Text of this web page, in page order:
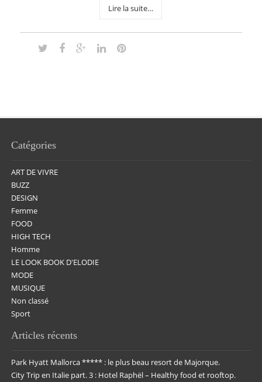
Lire la suite…
Catégories
ART DE VIVRE
BUZZ
DESIGN
Femme
FOOD
HIGH TECH
Homme
LE LOOK BOOK D'ELODIE
MODE
MUSIQUE
Non classé
Sport
Articles récents
Park Hyatt Mallorca ***** : le plus beau resort de Majorque.
City Trip en Italie part. 3 : Hotel Raphël – Healthy food et rooftop.